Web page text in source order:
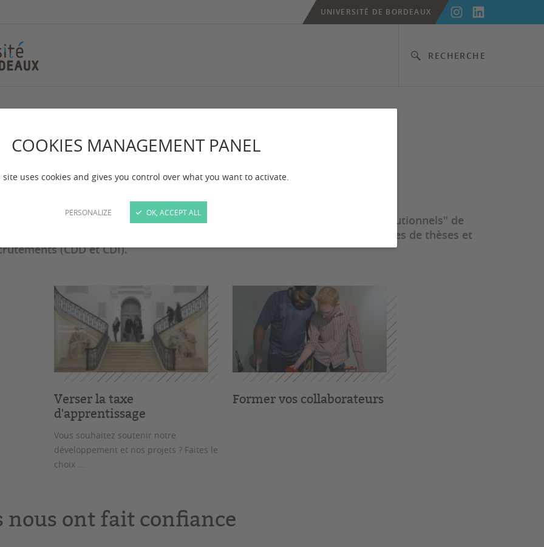
COOKIES MANAGEMENT PANEL
site uses cookies and gives you control over what you want to activate.
PERSONALIZE OK, ACCEPT ALL
RECHERCHE
UNIVERSITÉ DE BORDEAUX
entreprises
mise à jour :le 01/07/2024
ici une liste non-exhaustive des partenaires "Entreprises" et "Institutionnels" de
Physique. Le partenariat concerne des stages en licence et master, des offres de thèses et
(CDD et CDI).
Verser la taxe
d'apprentissage
Vous souhaitez soutenir notre
développement et nos projets ? Faites le
choix ...
Former vos collaborateurs
nous ont fait confiance